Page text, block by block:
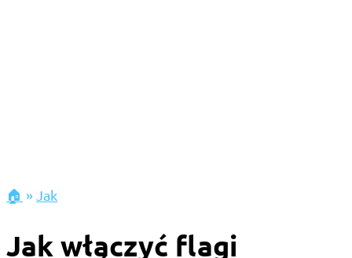
🏠 » Jak
Jak włączyć flagi